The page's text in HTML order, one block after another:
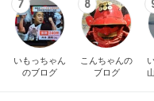
7
いもっちゃん
のブログ
8
こんちゃんの
ブログ